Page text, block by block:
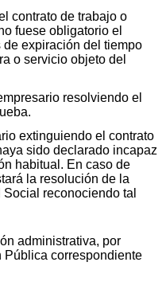
contrato de trabajo o
fuese obligatorio el
expiración del tiempo
o servicio objeto del
resolviendo el
extinguiendo el contrato
sido declarado incapaz
habitual. En caso de
la resolución de la
reconociendo tal
administrativa, por
Pública correspondiente